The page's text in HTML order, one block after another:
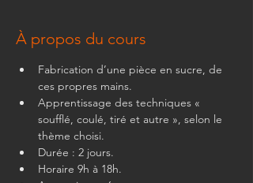
À propos du cours
Fabrication d’une pièce en sucre, de
ces propres mains.
Apprentissage des techniques «
soufflé, coulé, tiré et autre », selon le
thème choisi.
Durée : 2 jours.
Horaire 9h à 18h.